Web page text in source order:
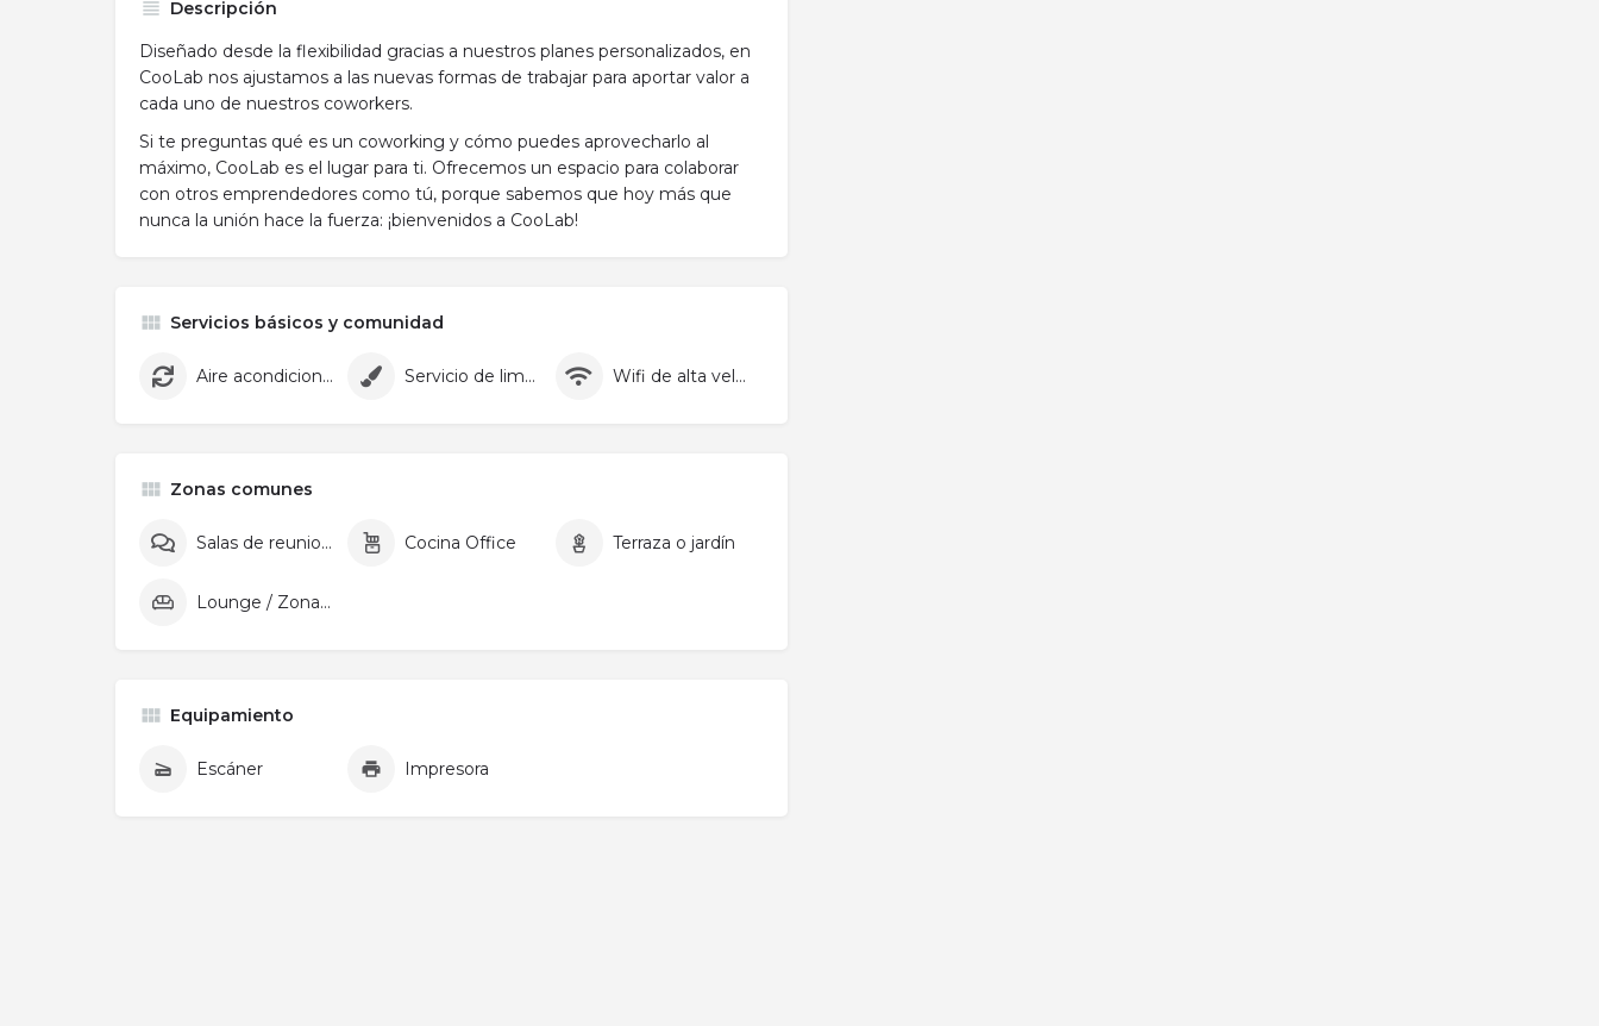
Descripción
Diseñado desde la flexibilidad gracias a nuestros planes personalizados, en
CooLab nos ajustamos a las nuevas formas de trabajar para aportar valor a
cada uno de nuestros coworkers.
Si te preguntas qué es un coworking y cómo puedes aprovecharlo al
máximo, CooLab es el lugar para ti. Ofrecemos un espacio para colaborar
con otros emprendedores como tú, porque sabemos que hoy más que
nunca la unión hace la fuerza: ¡bienvenidos a CooLab!
Servicios básicos y comunidad
Aire acondicionado Servicio de limpieza Wifi de alta velocidad
Zonas comunes
Salas de reuniones Cocina Office Terraza o jardín
Lounge / Zona relax
Equipamiento
Escáner Impresora